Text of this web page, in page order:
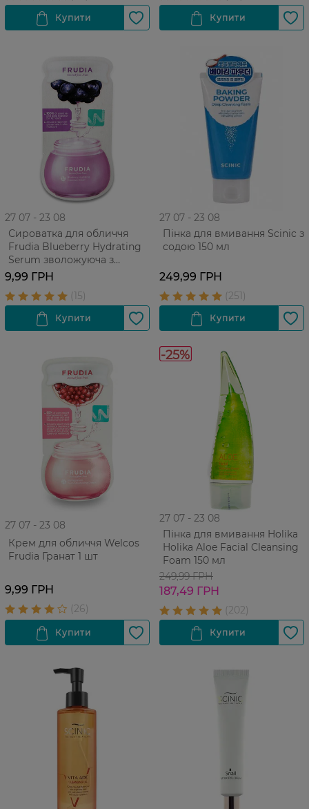
27 07 - 23 08
Сироватка для обличчя
Frudia Blueberry Hydrating
Serum зволожуюча з
екстрактом чорниці Для
усіх типів ​​шкіри 1 шт
9,99 ГРН
27 07 - 23 08
Пінка для вмивання Scinic з
содою 150 мл
249,99 ГРН
27 07 - 23 08
Крем для обличчя Welcos
Frudia Гранат 1 шт
9,99 ГРН
-25%
27 07 - 23 08
Пінка для вмивання Holika
Holika Aloe Facial Cleansing
Foam 150 мл
249,99 ГРН
187,49 ГРН